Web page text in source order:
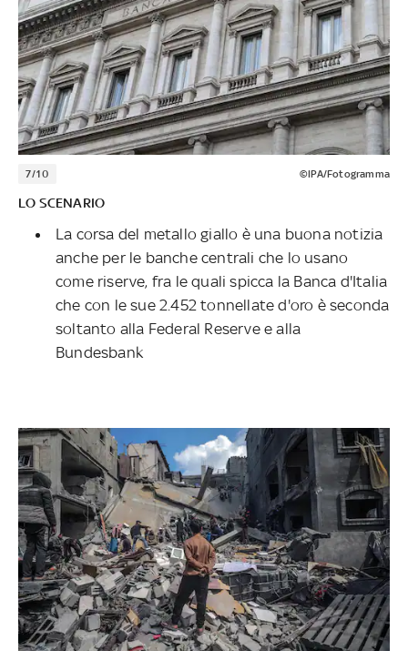
7/10 ©IPA/Fotogramma
LO SCENARIO
La corsa del metallo giallo è una buona notizia
anche per le banche centrali che lo usano
come riserve, fra le quali spicca la Banca d'Italia
che con le sue 2.452 tonnellate d'oro è seconda
soltanto alla Federal Reserve e alla
Bundesbank